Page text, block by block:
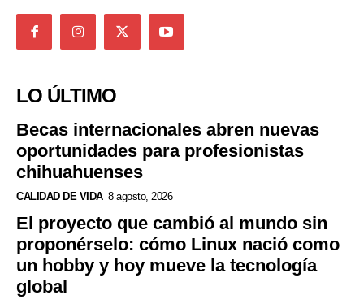
LO ÚLTIMO
Becas internacionales abren nuevas
oportunidades para profesionistas
chihuahuenses
CALIDAD DE VIDA 8 agosto, 2026
El proyecto que cambió al mundo sin
proponérselo: cómo Linux nació como
un hobby y hoy mueve la tecnología
global